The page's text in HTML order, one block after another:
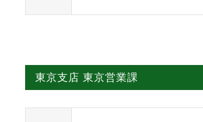
東京支店 東京営業課